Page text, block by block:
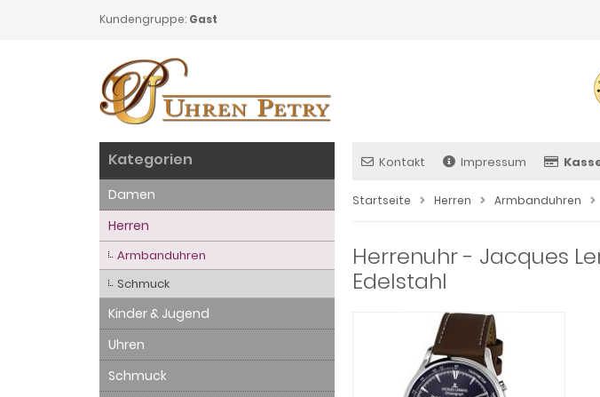
Kundengruppe: Gast
Kontakt Impressum
Startseite Herren Armbanduhren
Herrenuhr - Jacques
Edelstahl
Kategorien
Damen
Herren
Armbanduhren
Schmuck
Kinder & Jugend
Uhren
Schmuck